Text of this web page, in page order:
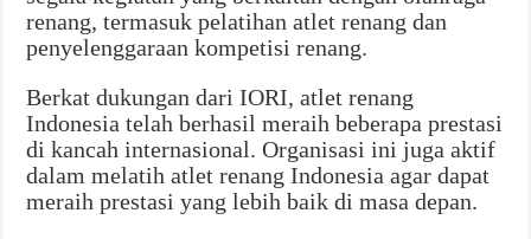
renang, termasuk pelatihan atlet renang dan
penyelenggaraan kompetisi renang.
Berkat dukungan dari IORI, atlet renang
Indonesia telah berhasil meraih beberapa prestasi
di kancah internasional. Organisasi ini juga aktif
dalam melatih atlet renang Indonesia agar dapat
meraih prestasi yang lebih baik di masa depan.